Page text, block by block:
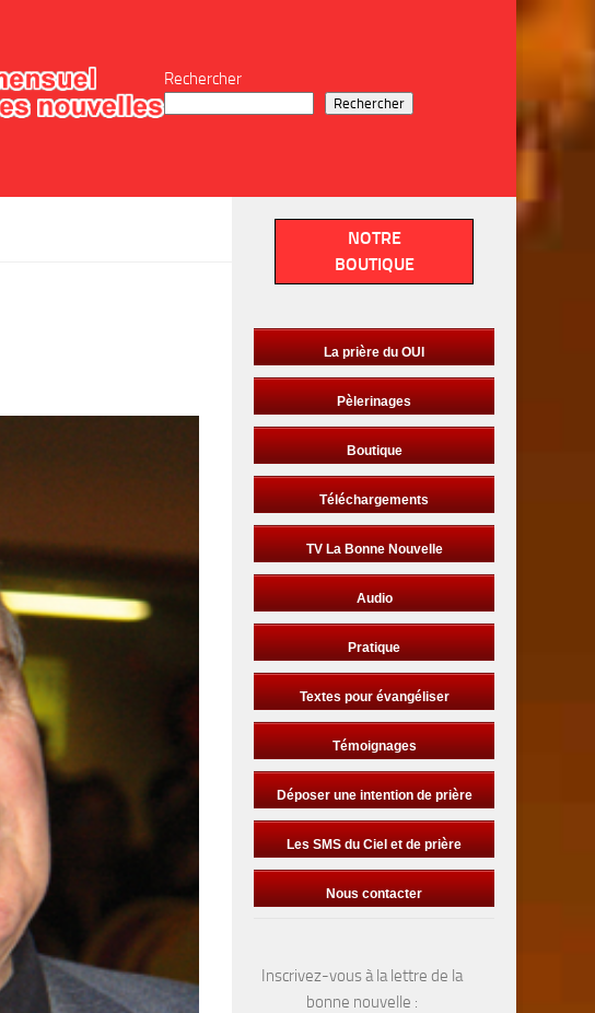
Rechercher
Rechercher
NOTRE
BOUTIQUE
La prière du OUI
Pèlerinages
Boutique
Téléchargements
TV La Bonne Nouvelle
Audio
Pratique
Textes pour évangéliser
Témoignages
Déposer une intention de prière
Les SMS du Ciel et de prière
Nous contacter
Inscrivez-vous à la lettre de la
bonne nouvelle :